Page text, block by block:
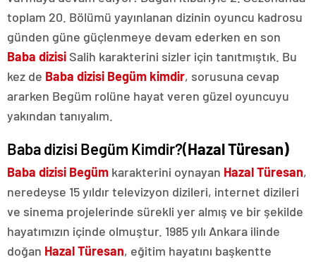
toplam 20. Bölümü yayınlanan dizinin oyuncu kadrosu
günden güne güçlenmeye devam ederken en son
Baba dizisi Salih karakterini sizler için tanıtmıştık. Bu
kez de Baba dizisi Begüm kimdir, sorusuna cevap
ararken Begüm rolüne hayat veren güzel oyuncuyu
yakından tanıyalım.
Baba dizisi Begüm Kimdir?(Hazal Türesan)
Baba dizisi Begüm karakterini oynayan Hazal Türesan,
neredeyse 15 yıldır televizyon dizileri, internet dizileri
ve sinema projelerinde sürekli yer almış ve bir şekilde
hayatımızın içinde olmuştur. 1985 yılı Ankara ilinde
doğan HazalTüresan, eğitim hayatını başkentte